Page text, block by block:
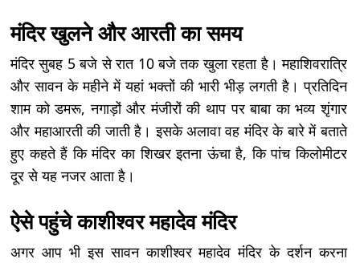
मंदिर खुलने और आरती का समय
मंदिर सुबह 5 बजे से रात 10 बजे तक खुला रहता है। महाशिवरात्रि
और सावन के महीने में यहां भक्तों की भारी भीड़ लगती है। प्रतिदिन
शाम को डमरू, नगाड़ों और मंजीरों की थाप पर बाबा का भव्य शृंगार
और महाआरती की जाती है। इसके अलावा वह मंदिर के बारे में बताते
हुए कहते हैं कि मंदिर का शिखर इतना ऊंचा है, कि पांच किलोमीटर
दूर से यह नजर आता है।
ऐसे पहुंचे काशीश्वर महादेव मंदिर
अगर आप भी इस सावन काशीश्वर महादेव मंदिर के दर्शन करना